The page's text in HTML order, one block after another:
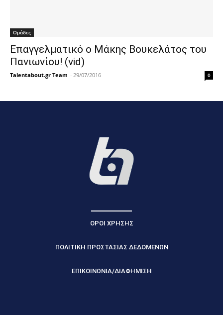
Ομάδες
Επαγγελματικό ο Μάκης Βουκελάτος του
Πανιωνίου! (vid)
Talentabout.gr Team - 29/07/2016 0
ΟΡΟΙ ΧΡΗΣΗΣ
ΠΟΛΙΤΙΚΗ ΠΡΟΣΤΑΣΙΑΣ ΔΕΔΟΜΕΝΩΝ
ΕΠΙΚΟΙΝΩΝΙΑ/ΔΙΑΦΗΜΙΣΗ